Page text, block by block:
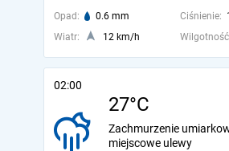
Opad: 0.6 mm Ciśnienie:
Wiatr:
12 km/h
02:00
27°C
Zachmurzenie
miejscowe ulewy